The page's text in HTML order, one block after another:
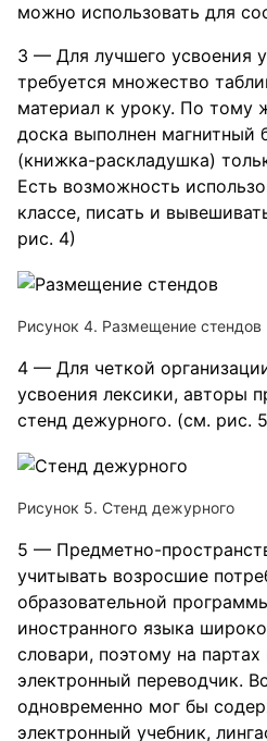
можно использовать для
3 — Для лучшего усвоения
требуется множество
материал к уроку. По тому
доска выполнен магнитный
(книжка-раскладушка)
Есть возможность
классе, писать и
рис. 4)
Рисунок 4. Размещение стендов
4 — Для четкой
усвоения лексики, авторы
стенд дежурного. (см. рис.
Рисунок 5. Стенд дежурного
5 — Предметно-
учитывать возросшие
образовательной
иностранного языка
словари, поэтому на
электронный переводчик.
одновременно мог бы
электронный учебник,